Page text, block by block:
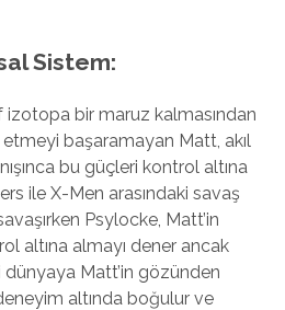
Sistem:
izotopa bir maruz kalmasından
başaramayan Matt, akıl
bu güçleri kontrol altına
ile X-Men arasındaki savaş
Psylocke, Matt’in
altına almayı dener ancak
Matt’in gözünden
altında boğulur ve